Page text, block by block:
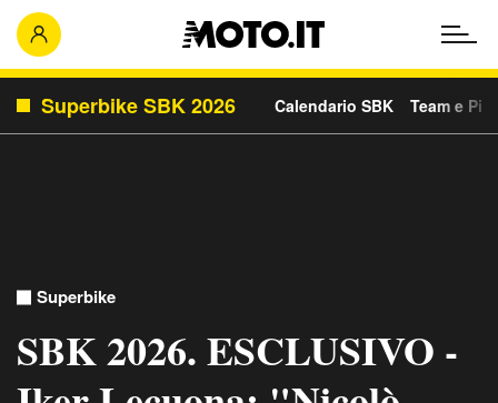
Superbike SBK 2026 Calendario SBK Team e
Superbike
SBK 2026. ESCLUSIVO -